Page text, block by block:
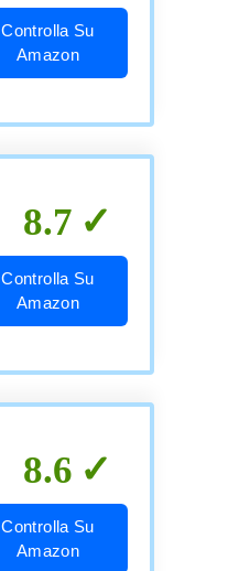
Controlla Su
Amazon
8.7
Controlla Su
Amazon
8.6
Controlla Su
Amazon